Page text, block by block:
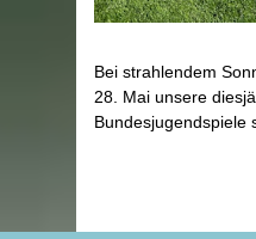
Bei strahlendem
28. Mai unsere
Bundesjugendspiele